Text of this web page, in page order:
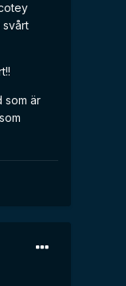
svårt
som är